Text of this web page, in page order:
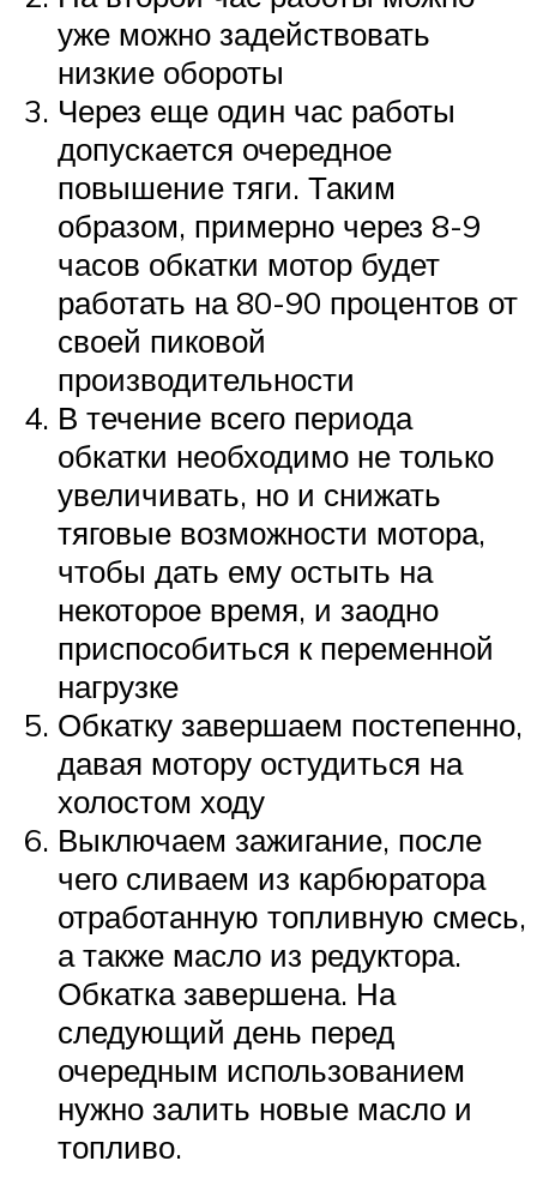
уже можно задействовать
низкие обороты
Через еще один час работы
допускается очередное
повышение тяги. Таким
образом, примерно через 8-9
часов обкатки мотор будет
работать на 80-90 процентов от
своей пиковой
производительности
В течение всего периода
обкатки необходимо не только
увеличивать, но и снижать
тяговые возможности мотора,
чтобы дать ему остыть на
некоторое время, и заодно
приспособиться к переменной
нагрузке
Обкатку завершаем постепенно,
давая мотору остудиться на
холостом ходу
Выключаем зажигание, после
чего сливаем из карбюратора
отработанную топливную смесь,
а также масло из редуктора.
Обкатка завершена. На
следующий день перед
очередным использованием
нужно залить новые масло и
топливо.